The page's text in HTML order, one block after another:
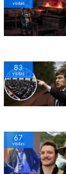
visitas
83
visitas
67
visitas